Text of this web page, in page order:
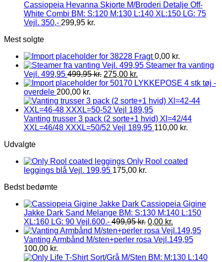
Cassiopeia Hevanna Skjorte M/Broderi Detalje Off-
White Combi BM: S:120 M:130 L:140 XL:150 LG: 75
Vejl. 350,- 299,95 kr.
Mest solgte
Fragt 0,00 kr.
Steamer fra vanting
Vejl. 499,95 499,95kr. 275,00 kr.
LYKKEPOSE 4 stk tøj -
overdele 200,00 kr.
Vanting trusser 3 pack (2 sorte+1 hvid) Xl=42/44
XXL=46/48 XXXL=50/52 Vejl 189,95 110,00 kr.
Udvalgte
Only Rool coated
leggings blå Vejl. 199,95 175,00 kr.
Bedst bedømte
Cassiopeia Gigine
Jakke Dark Sand Melange BM: S:130 M:140 L:150
XL:160 LG: 90 Vejl.600.- 499,95kr. 0,00 kr.
Vanting Armbånd M/sten+perler rosa Vejl.149,95
100,00 kr.